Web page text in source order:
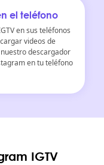
el teléfono
en sus teléfonos
videos de
descargador
en tu teléfono
IGTV